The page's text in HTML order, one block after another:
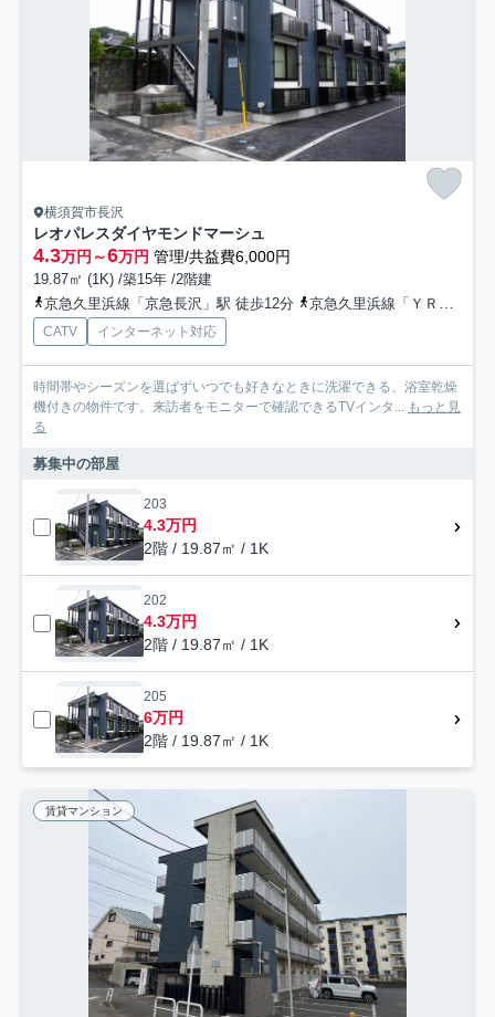
横須賀市長沢
レオパレスダイヤモンドマーシュ
4.3万円～6万円 管理/共益費6,000円
19.87㎡ (1K) /築15年 /2階建
京急久里浜線「京急長沢」駅 徒歩12分
京急久里浜線「ＹＲＰ野比」駅 徒歩15分
CATV インターネット対応
時間帯やシーズンを選ばずいつでも好きなときに洗濯できる、浴室乾燥
機付きの物件です。来訪者をモニターで確認できるTVインタ... もっと見
る
募集中の部屋
203
4.3万円
2階 / 19.87㎡ / 1K
202
4.3万円
2階 / 19.87㎡ / 1K
205
6万円
2階 / 19.87㎡ / 1K
賃貸マンション